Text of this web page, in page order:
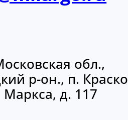
обл.,
р-он., п.
Маркса, д. 117